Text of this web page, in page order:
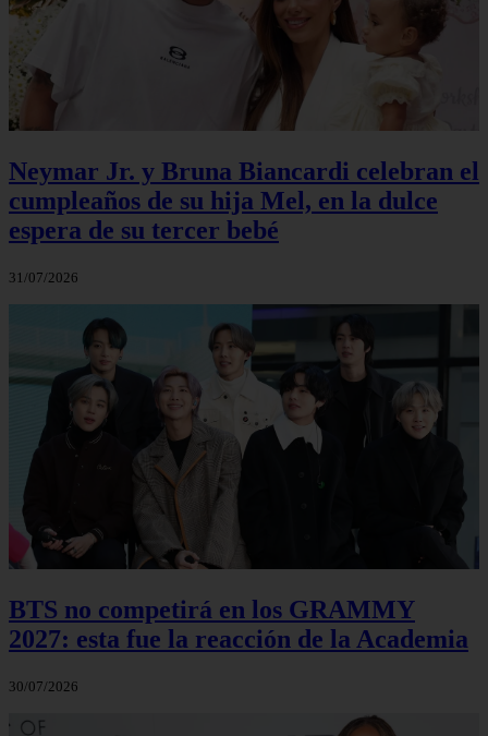
Neymar Jr. y Bruna Biancardi celebran el
cumpleaños de su hija Mel, en la dulce
espera de su tercer bebé
31/07/2026
BTS no competirá en los GRAMMY
2027: esta fue la reacción de la Academia
30/07/2026